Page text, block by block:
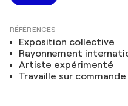
RÉFÉRENCES
Exposition collective
Rayonnement
Artiste expérimenté
Travaille sur commande